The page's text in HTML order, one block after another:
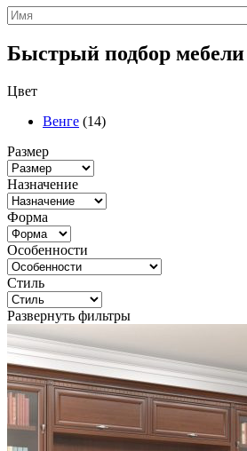
Быстрый подбор
Цвет
Венге (14)
Размер
Назначение
Форма
Особенности
Стиль
Развернуть фильтры